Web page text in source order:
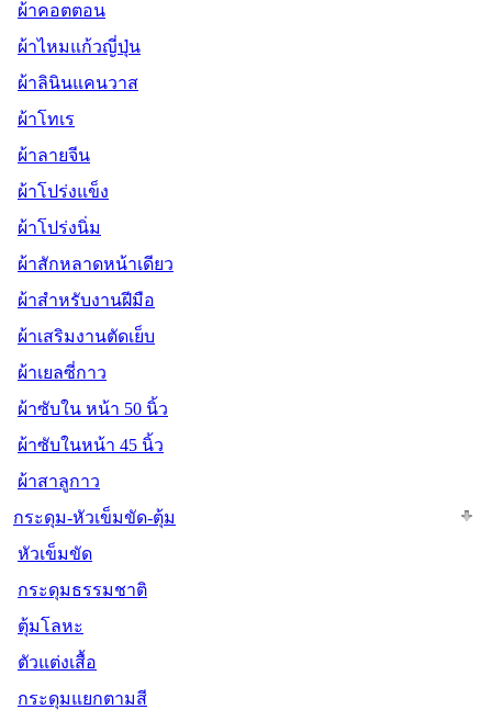
ผ้าคอตตอน
ผ้าไหมแก้วญี่ปุ่น
ผ้าลินินแคนวาส
ผ้าโทเร
ผ้าลายจีน
ผ้าโปร่งแข็ง
ผ้าโปร่งนิ่ม
ผ้าสักหลาดหน้าเดียว
ผ้าสำหรับงานฝีมือ
ผ้าเสริมงานตัดเย็บ
ผ้าเยลซี่กาว
ผ้าซับใน หน้า 50 นิ้ว
ผ้าซับในหน้า 45 นิ้ว
ผ้าสาลูกาว
กระดุม-หัวเข็มขัด-ตุ้ม
หัวเข็มขัด
กระดุมธรรมชาติ
ตุ้มโลหะ
ตัวแต่งเสื้อ
กระดุมแยกตามสี